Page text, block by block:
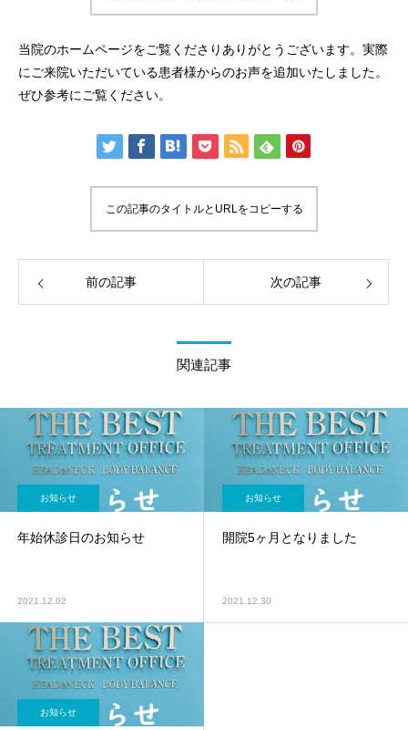
当院のホームページをご覧くださりありがとうございます。実際
にご来院いただいている患者様からのお声を追加いたしました。
ぜひ参考にご覧ください。
この記事のタイトルとURLをコピーする
前の記事 次の記事
関連記事
お知らせ
年始休診日のお知らせ
2021.12.02
お知らせ
開院5ヶ月となりました
2021.12.30
お知らせ